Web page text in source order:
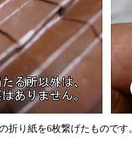
り紙を6枚繋げたものです